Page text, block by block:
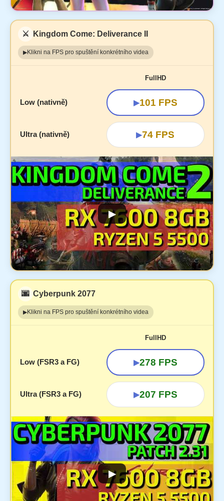
⚔️ Kingdom Come: Deliverance II
▶Klikni na FPS pro spuštění konkrétního videa
FullHD
Low (nativně) ▶101 FPS
Ultra (nativně) ▶74 FPS
▶
🌆 Cyberpunk 2077
▶Klikni na FPS pro spuštění konkrétního videa
FullHD
Low (FSR3 a FG) ▶278 FPS
Ultra (FSR3 a FG) ▶207 FPS
▶